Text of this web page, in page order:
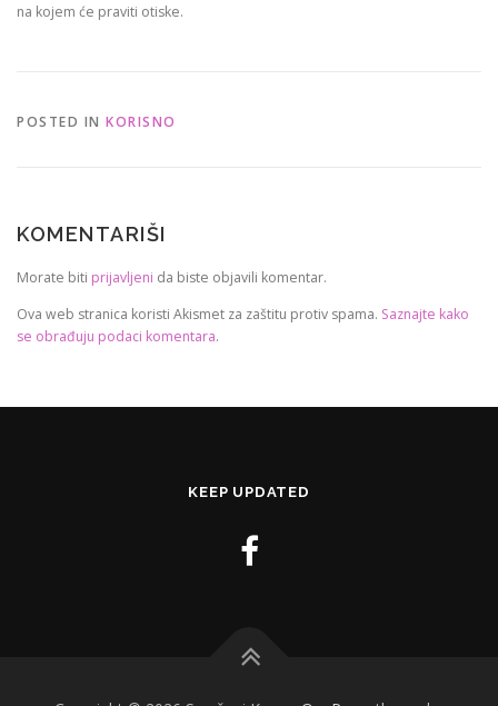
na kojem će praviti otiske.
POSTED IN KORISNO
KOMENTARIŠI
Morate biti prijavljeni da biste objavili komentar.
Ova web stranica koristi Akismet za zaštitu protiv spama. Saznajte kako
se obrađuju podaci komentara.
KEEP UPDATED